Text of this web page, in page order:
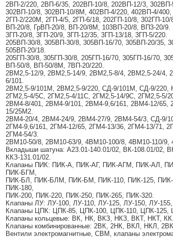
2ВП-2/220, 2ВП-6/35, 202ВП-10/8, 202ВП-12/3,
302ВП-10/8, 302ВП-10/8М, 402ВП-4/220, 402ВП-4/
2ГП-2/220М, 2ГП-4/5, 2ГП-6/18, 202ГП-10/8, 302ГП-
ВП-20/8, ГрВП-20/8, ВП-20/8М, 103ВП-20/8, ВП3-20/9.
3ГП-20/8, 3ГП-20/9, 3ГП-12/35, 3ГП-13/18, 3ГП-5/220.
205ВП-30/8, 305ВП-30/8, 305ВП-16/70, 305ВП-20/35,
505ВП-20/18.
205ГП-30/8, 305ГП-30/8, 205ГП-16/70, 305ГП-16/70,
ВП-50/8, ВП-50/8М, 7ВП-20/220.
2ВМ2,5-12/9, 2ВМ2,5-14/9, 2ВМ2,5-8/4, 2ВМ2,5-24/4,
6/101.
2ВМ2,5-9/101М, 2ВМ2,5-9/220, СД-9/101М, СД-9/220,
2ГМ2,5-4/5С, 2ГМ2,5-4/11С, 2ГМ2,5-14/9С, 2ГМ2,5-5/
2ВМ4-8/401, 2ВМ4-9/101, 2ВМ4-9,6/161, 2ВМ4-12/65,
15/25М2.
2ВМ4-20/4, 2ВМ4-24/9, 2ВМ4-27/9, 2ВМ4-54/3, СД-9/
2ГМ4-9,6/161, 2ГМ4-12/65, 2ГМ4-13/36, 2ГМ4-13/71,
2ГМ4-54/3.
2ВМ10-50/8, 2ВМ10-63/9, 4ВМ10-100/8, 4ВМ10-110/9,
Вкладыши шатуна: А23.01-140.01/02, ВК-108.01/02,
ККЗ-131.01/02.
Клапаны ПИК: ПИК-А, ПИК-АГ, ПИК-АГМ, ПИК-АЛ,
ПИК-БГМ,
ПИК-БЛ, ПИК-БЛМ, ПИК-БМ, ПИК-110, ПИК-125, ПИК-
ПИК-180,
ПИК-200, ПИК-220, ПИК-250, ПИК-265, ПИК-320.
Клапаны ЛУ: ЛУ-100, ЛУ-110, ЛУ-125, ЛУ-150, ЛУ-
Клапаны ЦПК: ЦПК-85, ЦПК-100, ЦПК-110, ЦПК-125,
Клапаны кольцевые: ВК, НК, ВКЗ, НКЗ, ВКТ, НКТ, КК.
Клапаны комбинированные: 2ВК, 2НК, ВКЛ, НКЛ,
Вентили электромагнитные, СВМ, клапаны